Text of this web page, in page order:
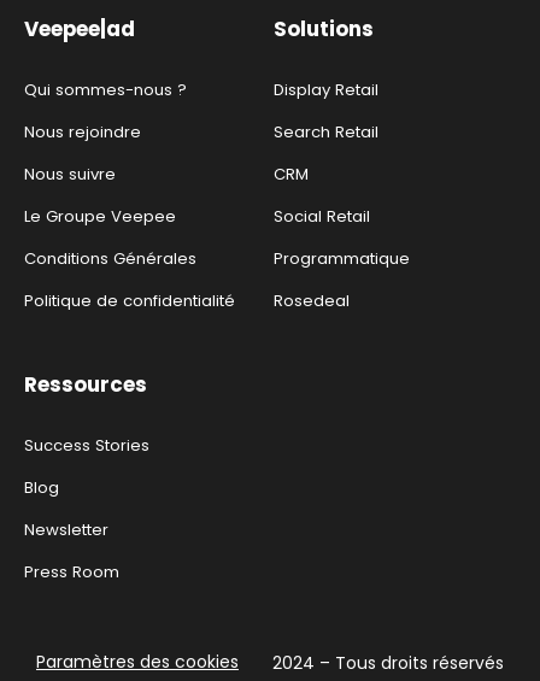
Veepee|ad
Qui sommes-nous ?
Nous rejoindre
Nous suivre
Le Groupe Veepee
Conditions Générales
Politique de confidentialité
Solutions
Display Retail
Search Retail
CRM
Social Retail
Programmatique
Rosedeal
Ressources
Success Stories
Blog
Newsletter
Press Room
Paramètres des cookies 2024 – Tous droits réservés